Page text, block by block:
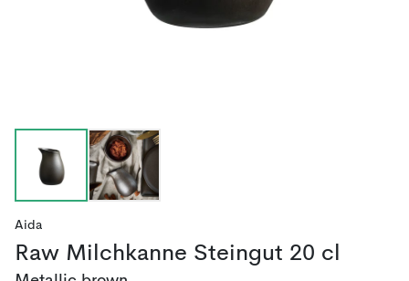
Aida
Raw Milchkanne Steingut 20 cl